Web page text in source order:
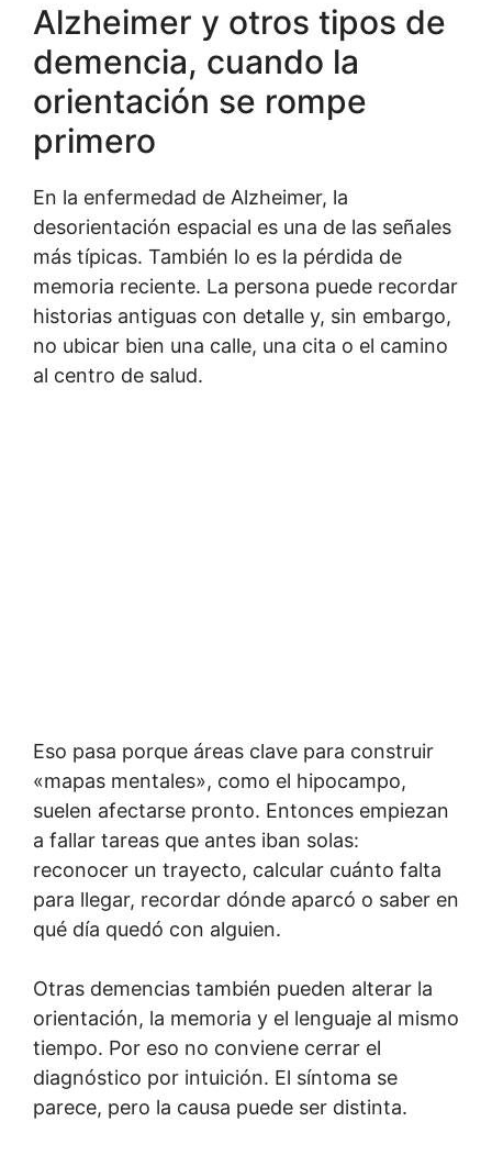
Alzheimer y otros tipos de
demencia, cuando la
orientación se rompe
primero
En la enfermedad de Alzheimer, la
desorientación espacial es una de las señales
más típicas. También lo es la pérdida de
memoria reciente. La persona puede recordar
historias antiguas con detalle y, sin embargo,
no ubicar bien una calle, una cita o el camino
al centro de salud.
Eso pasa porque áreas clave para construir
«mapas mentales», como el hipocampo,
suelen afectarse pronto. Entonces empiezan
a fallar tareas que antes iban solas:
reconocer un trayecto, calcular cuánto falta
para llegar, recordar dónde aparcó o saber en
qué día quedó con alguien.
Otras demencias también pueden alterar la
orientación, la memoria y el lenguaje al mismo
tiempo. Por eso no conviene cerrar el
diagnóstico por intuición. El síntoma se
parece, pero la causa puede ser distinta.